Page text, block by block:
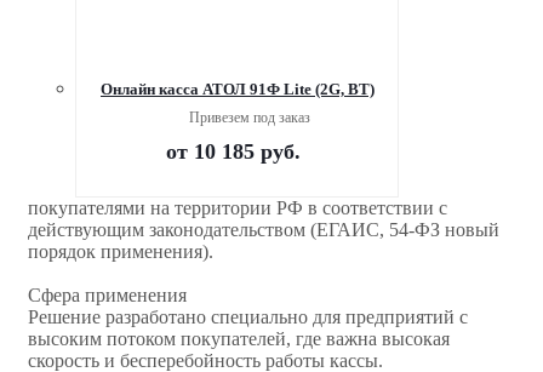
Онлайн касса АТОЛ 91Ф Lite (2G, ВТ)
Привезем под заказ
от 10 185 руб.
покупателями на территории РФ в соответствии с
действующим законодательством (ЕГАИС, 54-ФЗ новый
порядок применения).
Сфера применения
Решение разработано специально для предприятий с
высоким потоком покупателей, где важна высокая
скорость и бесперебойность работы кассы.